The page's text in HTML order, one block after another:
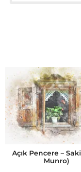
Açık Pencere –
Munro)